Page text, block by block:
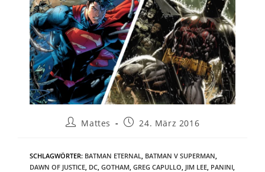
Mattes 24. März 2016
SCHLAGWÖRTER: BATMAN ETERNAL BATMAN V SUPERMAN
DAWN OF JUSTICE DC GOTHAM GREG CAPULLO JIM LEE PANINI